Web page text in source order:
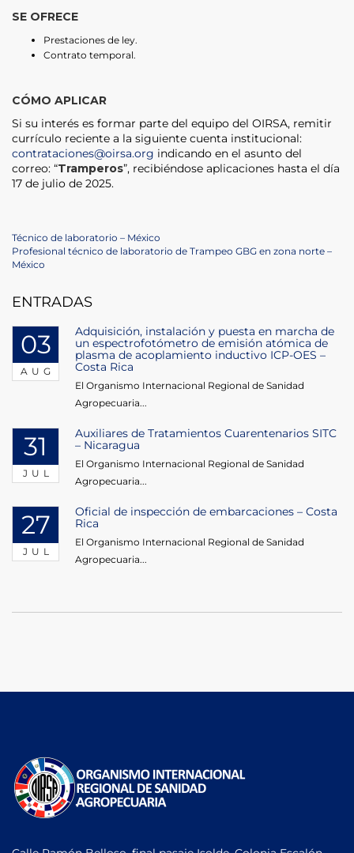
SE OFRECE
Prestaciones de ley.
Contrato temporal.
CÓMO APLICAR
Si su interés es formar parte del equipo del OIRSA, remitir
currículo reciente a la siguiente cuenta institucional:
contrataciones@oirsa.org indicando en el asunto del
correo: “Tramperos”, recibiéndose aplicaciones hasta el día
17 de julio de 2025.
Post
navigation
Previous
Post
Técnico de laboratorio – México
Next
Post
Profesional técnico de laboratorio de Trampeo GBG en zona norte –
México
ENTRADAS
03
AUG
Adquisición, instalación y puesta en marcha de
un espectrofotómetro de emisión atómica de
plasma de acoplamiento inductivo ICP-OES –
Costa Rica
El Organismo Internacional Regional de Sanidad
Agropecuaria...
31
JUL
Auxiliares de Tratamientos Cuarentenarios SITC
– Nicaragua
El Organismo Internacional Regional de Sanidad
Agropecuaria...
27
JUL
Oficial de inspección de embarcaciones – Costa
Rica
El Organismo Internacional Regional de Sanidad
Agropecuaria...